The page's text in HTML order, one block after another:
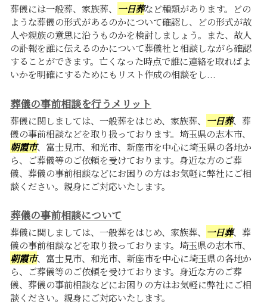
葬儀には一般葬、家族葬、 一日葬など種類があります。どの
ような葬儀の形式があるのかについて確認し、どの形式が故
人や親族の意思に沿うものかを検討しましょう。また、故人
の訃報を誰に伝えるのかについて葬儀社と相談しながら確認
することができます。亡くなった時点で誰に連絡を取ればよ
いかを明確にするためにもリスト作成の相談をし...
葬儀の事前相談を行うメリット
葬儀に関しましては、一般葬をはじめ、家族葬、 一日葬、葬
儀の事前相談などを取り扱っております。埼玉県の志木市、
朝霞市、富士見市、和光市、新座市を中心に埼玉県の各地か
ら、ご葬儀等のご依頼を受けております。身近な方のご葬
儀、葬儀の事前相談などにお困りの方はお気軽に弊社にご相
談ください。親身にご対応いたします。
葬儀の事前相談について
葬儀に関しましては、一般葬をはじめ、家族葬、 一日葬、葬
儀の事前相談などを取り扱っております。埼玉県の志木市、
朝霞市、富士見市、和光市、新座市を中心に埼玉県の各地か
ら、ご葬儀等のご依頼を受けております。身近な方のご葬
儀、葬儀の事前相談などにお困りの方はお気軽に弊社にご相
談ください。親身にご対応いたします。